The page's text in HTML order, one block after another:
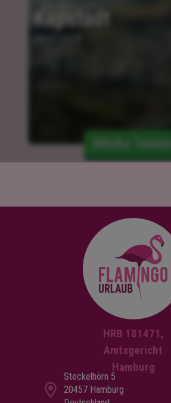
Kapstadt
Mehr lesen
HRB 181471,
Amtsgericht
Hamburg
Steckelhörn 5
20457 Hamburg